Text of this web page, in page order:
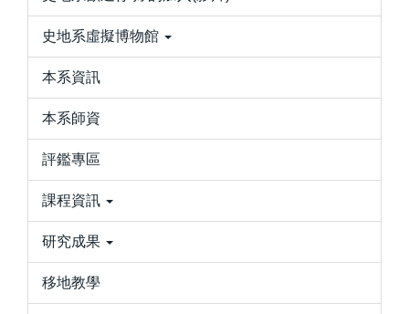
史地系虛擬博物館
本系資訊
本系師資
評鑑專區
課程資訊
研究成果
移地教學